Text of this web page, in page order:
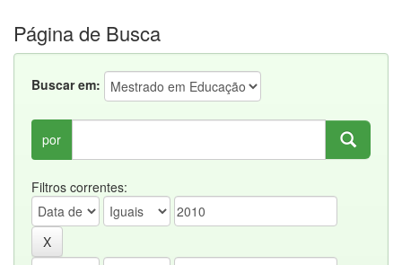
Página de Busca
Buscar em:
por
Filtros correntes: